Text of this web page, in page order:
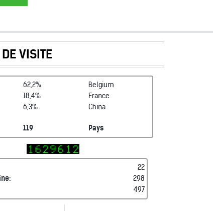
VISITE
62,2%
Belgium
18,4%
France
6,3%
China
119 Pays
22
298
497